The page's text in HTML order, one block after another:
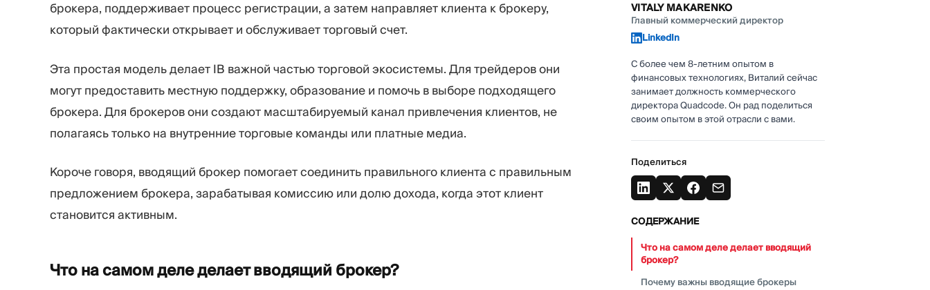
брокера, поддерживает процесс регистрации, а затем направляет клиента к брокеру,
который фактически открывает и обслуживает торговый счет.
Эта простая модель делает IB важной частью торговой экосистемы. Для трейдеров они
могут предоставить местную поддержку, образование и помочь в выборе подходящего
брокера. Для брокеров они создают масштабируемый канал привлечения клиентов, не
полагаясь только на внутренние торговые команды или платные медиа.
Короче говоря, вводящий брокер помогает соединить правильного клиента с правильным
предложением брокера, зарабатывая комиссию или долю дохода, когда этот клиент
становится активным.
Что на самом деле делает вводящий брокер?
VITALY MAKARENKO
Главный коммерческий директор
LinkedIn
С более чем 8-летним опытом в
финансовых технологиях, Виталий сейчас
занимает должность коммерческого
директора Quadcode. Он рад поделиться
своим опытом в этой отрасли с вами.
Поделиться
СОДЕРЖАНИЕ
Что на самом деле делает вводящий
брокер?
Почему важны вводящиеброкеры